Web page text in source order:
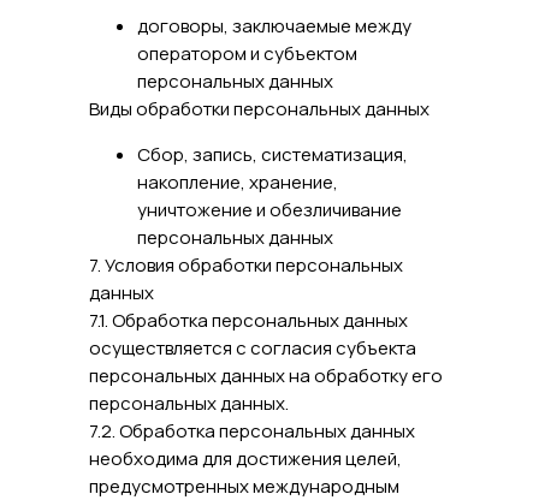
договоры, заключаемые между
оператором и субъектом
персональных данных
Виды обработки персональных данных
Сбор, запись, систематизация,
накопление, хранение,
уничтожение и обезличивание
персональных данных
7. Условия обработки персональных
данных
7.1. Обработка персональных данных
осуществляется с согласия субъекта
персональных данных на обработку его
персональных данных.
7.2. Обработка персональных данных
необходима для достижения целей,
предусмотренных международным